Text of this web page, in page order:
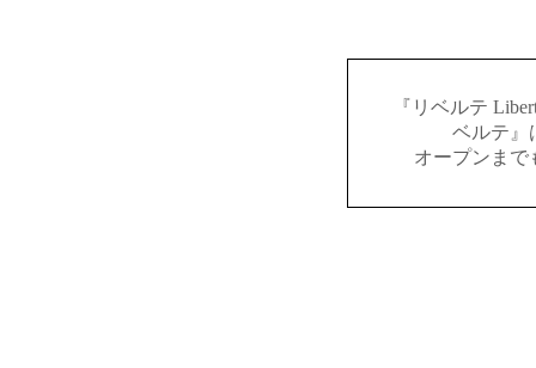
『リベルテ
ベルテ』
オープンまで